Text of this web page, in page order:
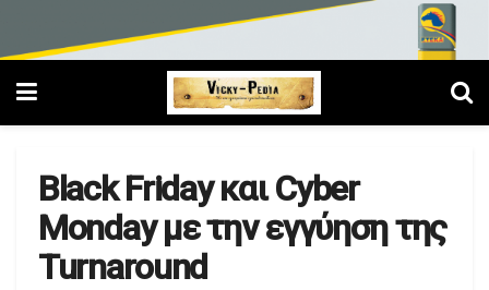
Black Friday και Cyber
Monday με την εγγύηση της
Turnaround